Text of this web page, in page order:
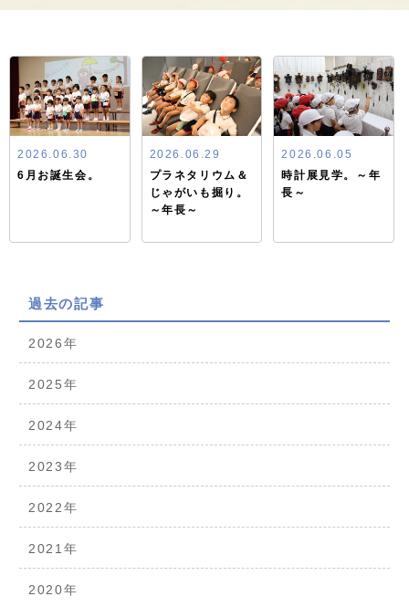
2026.06.30
6月お誕生会。
2026.06.29
プラネタリウム＆
じゃがいも掘り。
～年長～
2026.06.05
時計展見学。～年
長～
過去の記事
2026年
2025年
2024年
2023年
2022年
2021年
2020年